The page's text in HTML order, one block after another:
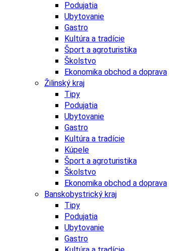
Podujatia
Ubytovanie
Gastro
Kultúra a tradície
Šport a agroturistika
Školstvo
Ekonomika obchod a doprava
Žilinský kraj
Tipy
Podujatia
Ubytovanie
Gastro
Kultúra a tradície
Kúpele
Šport a agroturistika
Školstvo
Ekonomika obchod a doprava
Banskobystrický kraj
Tipy
Podujatia
Ubytovanie
Gastro